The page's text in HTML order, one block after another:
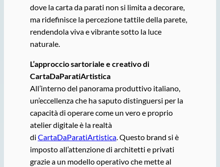
dove la carta da parati non si limita a decorare,
ma ridefinisce la percezione tattile della parete,
rendendola viva e vibrante sotto la luce
naturale.
L’approccio sartoriale e creativo di
CartaDaParatiArtistica
All’interno del panorama produttivo italiano,
un’eccellenza che ha saputo distinguersi per la
capacità di operare come un vero e proprio
atelier digitale è la realtà
di CartaDaParatiArtistica. Questo brand si è
imposto all’attenzione di architetti e privati
grazie a un modello operativo che mette al